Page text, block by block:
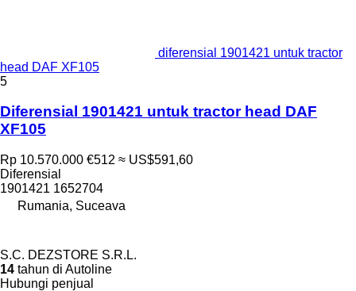
diferensial 1901421 untuk tractor
head DAF XF105
5
Diferensial 1901421 untuk tractor head DAF
XF105
Rp 10.570.000 €512 ≈ US$591,60
Diferensial
1901421 1652704
Rumania, Suceava
S.C. DEZSTORE S.R.L.
14 tahun di Autoline
Hubungi penjual